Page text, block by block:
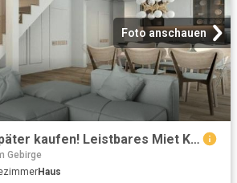
Foto anschauen
Heute wohnen, später kaufen! Leistbares Miet Kauf Konzept I individuell gestaltbare Grundrisse I Einfamilienhaus, Doppelhaus, Reihenhaus.
Gebirge
Haus